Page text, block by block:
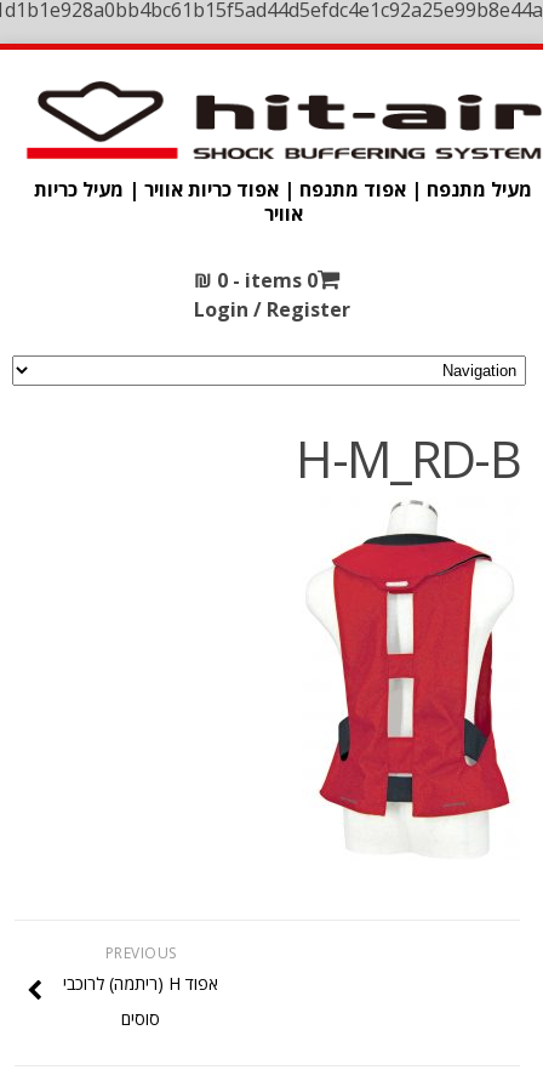
מעיל מתנפח | אפוד מתנפח | אפוד כריות אוויר | מעיל כריות
אוויר
0 items -
₪ 0
Login / Register
H-M_RD-B
PREVIOUS
אפוד H (ריתמה) לרוכבי
סוסים